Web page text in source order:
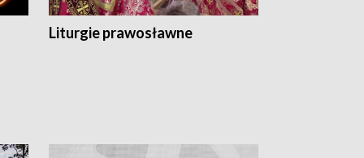
Liturgie prawosławne